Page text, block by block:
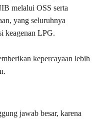
melalui OSS serta
yang seluruhnya
keagenan LPG.
kepercayaan lebih
jawab besar, karena